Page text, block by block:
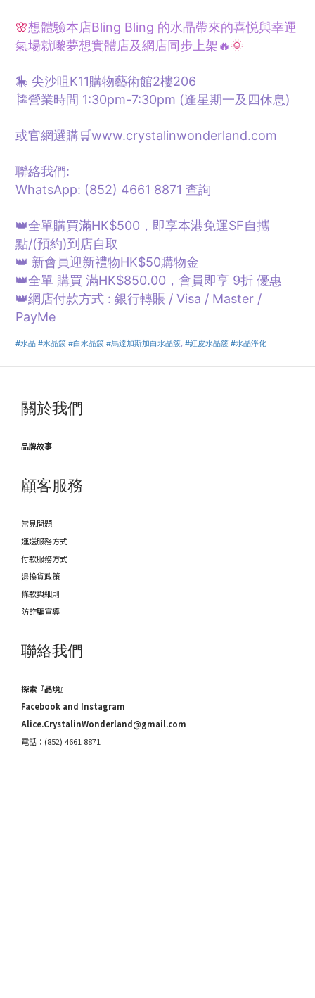
🌸想體驗本店Bling Bling 的水晶帶來的喜悦與幸運
氣場就嚟夢想實體店及網店同步上架🔥🌞
🎠 尖沙咀K11購物藝術館2樓206
🎏營業時間 1:30pm-7:30pm (逢星期一及四休息)
或官網選購🛒www.crystalinwonderland.com
聯絡我們:
WhatsApp: (852) 4661 8871 查詢
👑全單購買滿HK$500，即享本港免運SF自攜
點/(預約)到店自取
👑 新會員迎新禮物HK$50購物金
👑全單 購買 滿HK$850.00，會員即享 9折 優惠
👑網店付款方式 : 銀行轉賬 / Visa / Master /
PayMe
#水晶 #水晶簇 #白水晶簇 #馬達加斯加白水晶簇, #紅皮水晶簇 #水晶淨化
關於我們
品牌故事
顧客服務
常見問題
運送服務方式
付款服務方式
退換貨政策
條款與細則
防詐騙宣導
聯絡我們
探索『晶境』
Facebook and Instagram
Alice.CrystalinWonderland@gmail.com
電話：(852) 4661 8871